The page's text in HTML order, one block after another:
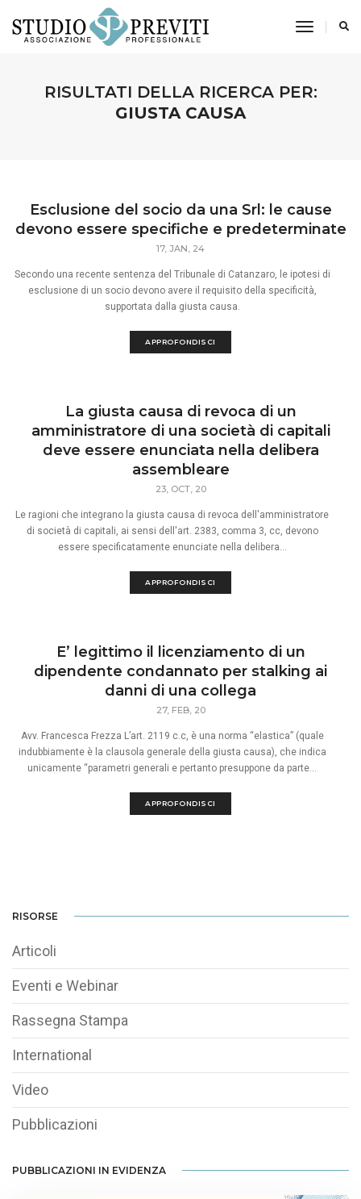
toggle
RISULTATI DELLA RICERCA PER:
GIUSTA CAUSA
Esclusione del socio da una Srl: le cause
devono essere specifiche e predeterminate
17, JAN, 24
Secondo una recente sentenza del Tribunale di Catanzaro, le ipotesi di
esclusione di un socio devono avere il requisito della specificità,
supportata dalla giusta causa.
APPROFONDISCI
La giusta causa di revoca di un
amministratore di una società di capitali
deve essere enunciata nella delibera
assembleare
23, OCT, 20
Le ragioni che integrano la giusta causa di revoca dell'amministratore
di società di capitali, ai sensi dell'art. 2383, comma 3, cc, devono
essere specificatamente enunciate nella delibera...
APPROFONDISCI
E’ legittimo il licenziamento di un
dipendente condannato per stalking ai
danni di una collega
27, FEB, 20
Avv. Francesca Frezza L’art. 2119 c.c, è una norma “elastica” (quale
indubbiamente è la clausola generale della giusta causa), che indica
unicamente “parametri generali e pertanto presuppone da parte...
APPROFONDISCI
RISORSE
Articoli
Eventi e Webinar
Rassegna Stampa
International
Video
Pubblicazioni
PUBBLICAZIONI IN EVIDENZA